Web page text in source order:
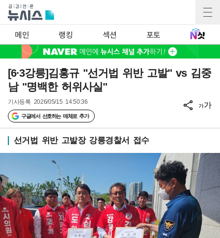
메인 랭킹 섹션 포토
[6·3강릉]김홍규 "선거법 위반 고발" vs 김중
남 "명백한 허위사실"
기사등록 2026/05/15 14:50:36
구글에서 선호하는 매체로 추가
가가
선거법 위반 고발장 강릉경찰서 접수